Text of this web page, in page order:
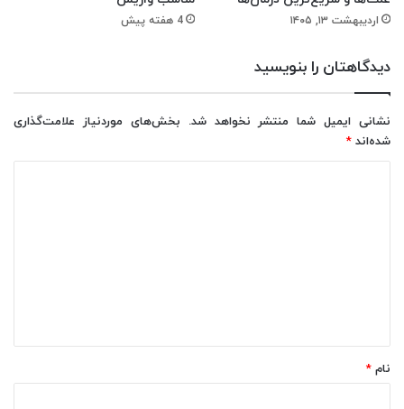
اردیبهشت ۱۳, ۱۴۰۵ 4 هفته پیش
دیدگاهتان را بنویسید
نشانی ایمیل شما منتشر نخواهد شد.
بخش‌های موردنیاز علامت‌گذاری
شده‌اند *
نام *